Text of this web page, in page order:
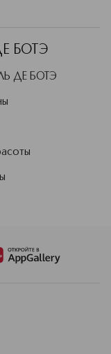
БОТЭ
ДЕ БОТЭ